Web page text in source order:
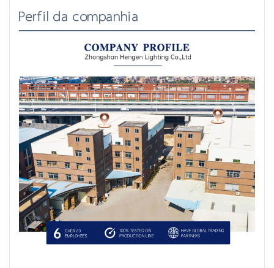
Perfil da companhia